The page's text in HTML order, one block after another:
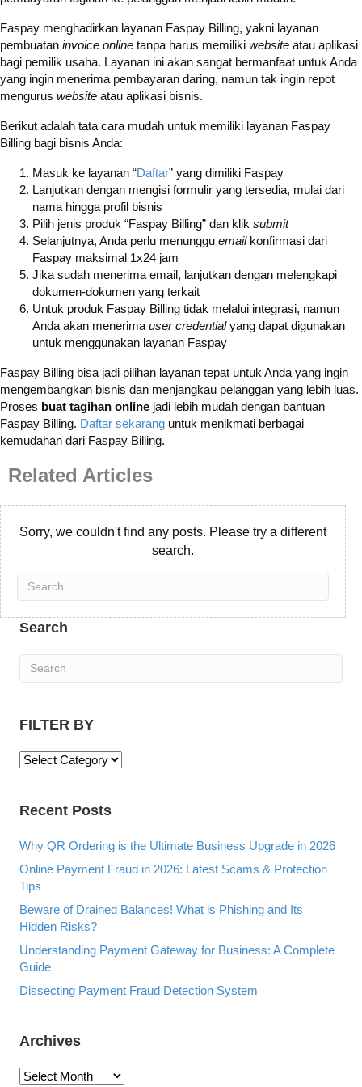
Faspay menghadirkan layanan Faspay Billing, yakni layanan
pembuatan invoice online tanpa harus memiliki website atau aplikasi
bagi pemilik usaha. Layanan ini akan sangat bermanfaat untuk Anda
yang ingin menerima pembayaran daring, namun tak ingin repot
mengurus website atau aplikasi bisnis.
Berikut adalah tata cara mudah untuk memiliki layanan Faspay
Billing bagi bisnis Anda:
Masuk ke layanan “Daftar” yang dimiliki Faspay
Lanjutkan dengan mengisi formulir yang tersedia, mulai dari
nama hingga profil bisnis
Pilih jenis produk “Faspay Billing” dan klik submit
Selanjutnya, Anda perlu menunggu email konfirmasi dari
Faspay maksimal 1x24 jam
Jika sudah menerima email, lanjutkan dengan melengkapi
dokumen-dokumen yang terkait
Untuk produk Faspay Billing tidak melalui integrasi, namun
Anda akan menerima user credentialyang dapat digunakan
untuk menggunakan layanan Faspay
Faspay Billing bisa jadi pilihan layanan tepat untuk Anda yang ingin
mengembangkan bisnis dan menjangkau pelanggan yang lebih luas.
Proses buat tagihan online jadi lebih mudah dengan bantuan
Faspay Billing. Daftar sekarang untuk menikmati berbagai
kemudahan dari Faspay Billing.
Related Articles
Sorry, we couldn't find any posts. Please try a different
search.
Search
FILTER BY
F
T
R
B
Y
Recent Posts
Why QR Ordering is the Ultimate Business Upgrade in 2026
Online Payment Fraud in 2026: Latest Scams & Protection
Tips
Beware of Drained Balances! What is Phishing and Its
Hidden Risks?
Understanding Payment Gateway for Business: A Complete
Guide
Dissecting Payment Fraud Detection System
Archives
A